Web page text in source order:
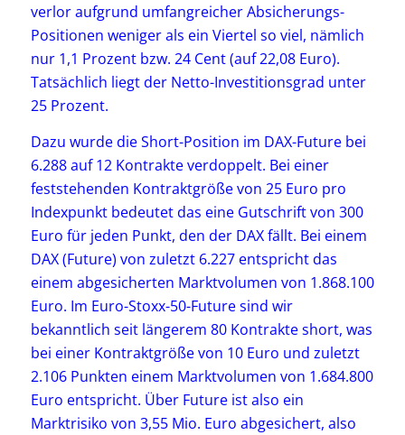
verlor aufgrund umfangreicher Absicherungs-
Positionen weniger als ein Viertel so viel, nämlich
nur 1,1 Prozent bzw. 24 Cent (auf 22,08 Euro).
Tatsächlich liegt der Netto-Investitionsgrad unter
25 Prozent.
Dazu wurde die Short-Position im DAX-Future bei
6.288 auf 12 Kontrakte verdoppelt. Bei einer
feststehenden Kontraktgröße von 25 Euro pro
Indexpunkt bedeutet das eine Gutschrift von 300
Euro für jeden Punkt, den der DAX fällt. Bei einem
DAX (Future) von zuletzt 6.227 entspricht das
einem abgesicherten Marktvolumen von 1.868.100
Euro. Im Euro-Stoxx-50-Future sind wir
bekanntlich seit längerem 80 Kontrakte short, was
bei einer Kontraktgröße von 10 Euro und zuletzt
2.106 Punkten einem Marktvolumen von 1.684.800
Euro entspricht. Über Future ist also ein
Marktrisiko von 3,55 Mio. Euro abgesichert, also